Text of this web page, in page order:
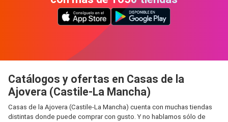
Catálogos y ofertas en Casas de la
Ajovera (Castile-La Mancha)
Casas de la Ajovera (Castile-La Mancha) cuenta con muchas tiendas
distintas donde puede comprar con gusto. Y no hablamos sólo de